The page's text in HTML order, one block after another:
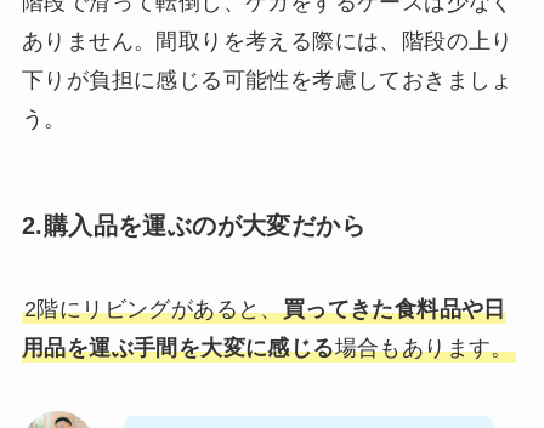
ありません。間取りを考える際には、階段の上り
下りが負担に感じる可能性を考慮しておきましょ
う。
2.購入品を運ぶのが大変だから
2階にリビングがあると、買ってきた食料品や日
用品を運ぶ手間を大変に感じる場合もあります。